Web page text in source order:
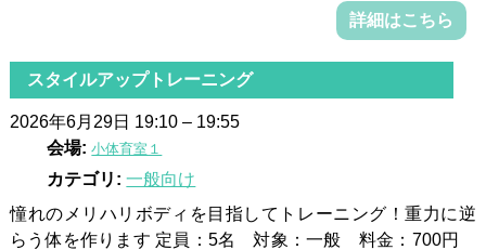
詳細はこちら
スタイルアップトレーニング
2026年6月29日 19:10– 19:55
会場: 小体育室１
カテゴリ: 一般向け
憧れのメリハリボディを目指してトレーニング！重力に逆
らう体を作ります 定員：5名 対象：一般 料金：700円